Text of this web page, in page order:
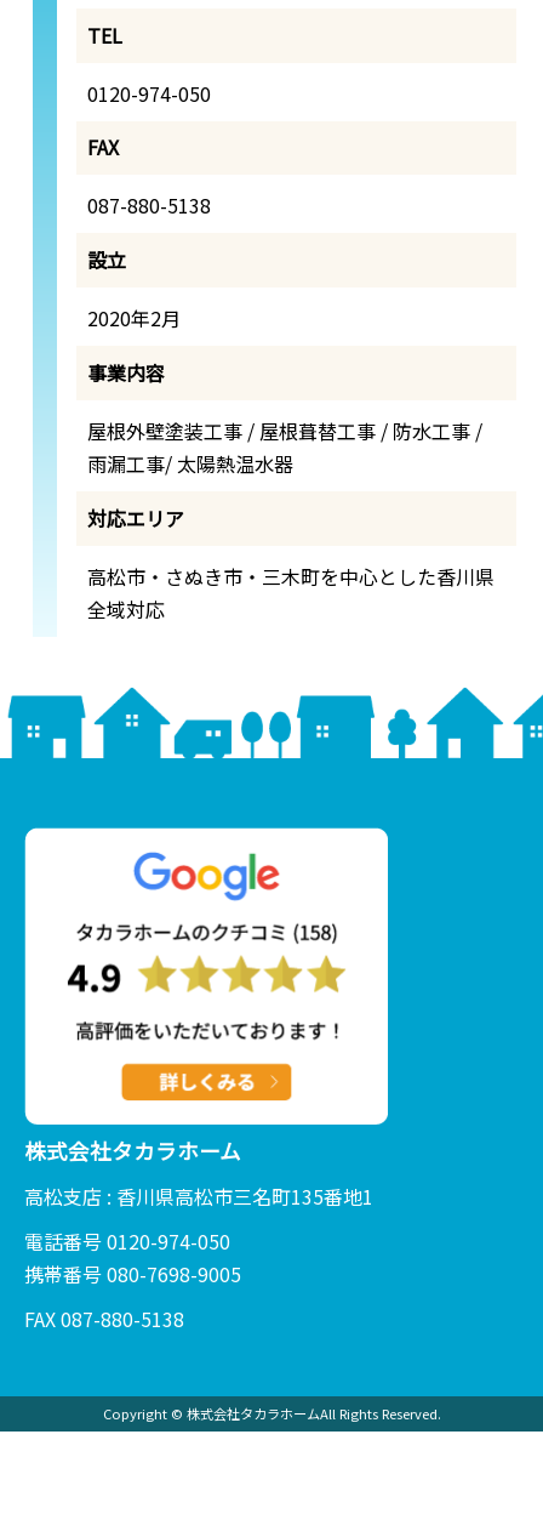
TEL
0120-974-050
FAX
087-880-5138
設立
2020年2月
事業内容
屋根外壁塗装工事 / 屋根葺替工事 / 防水工事 /
雨漏工事/ 太陽熱温水器
対応エリア
高松市・さぬき市・三木町を中心とした香川県
全域対応
株式会社タカラホーム
高松支店 : 香川県高松市三名町135番地1
電話番号 0120-974-050
携帯番号 080-7698-9005
FAX 087-880-5138
Copyright © 株式会社タカラホームAll Rights Reserved.